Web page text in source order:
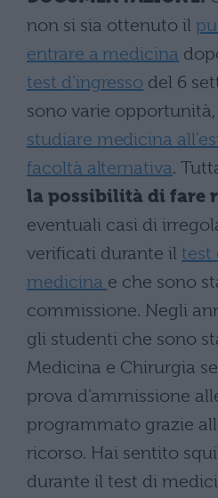
non si sia ottenuto il
entrare a medicina
test d’ingresso del 6
sono varie
studiare medicina
facoltà alternativa.
la possibilità di fare
eventuali casi di
verificati durante il test
medicina e che sono
commissione. Negli
gli studenti che sono
Medicina e Chirurgia
prova d’ammissione
programmato grazie
ricorso. Hai sentito
durante il test di